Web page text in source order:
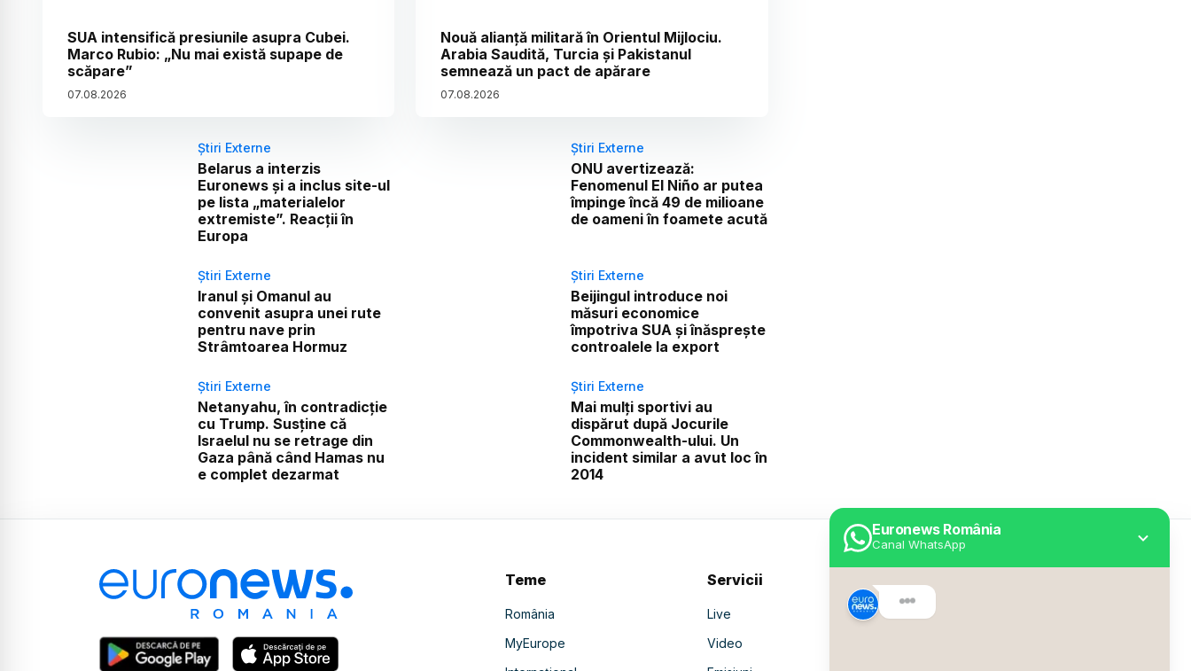
Euronews România
Canal WhatsApp
SUA intensifică presiunile asupra Cubei.
Marco Rubio: „Nu mai există supape de
scăpare”
07.08.2026
Nouă alianță militară în Orientul Mijlociu.
Arabia Saudită, Turcia și Pakistanul
semnează un pact de apărare
07.08.2026
Știri Externe
Belarus a interzis
Euronews și a inclus site-ul
pe lista „materialelor
extremiste”. Reacții în
Europa
Știri Externe
ONU avertizează:
Fenomenul El Niño ar putea
împinge încă 49 de milioane
de oameni în foamete acută
Știri Externe
Iranul și Omanul au
convenit asupra unei rute
pentru nave prin
Strâmtoarea Hormuz
Știri Externe
Beijingul introduce noi
măsuri economice
împotriva SUA și înăsprește
controalele la export
Știri Externe
Netanyahu, în contradicție
cu Trump. Susține că
Israelul nu se retrage din
Gaza până când Hamas nu
e complet dezarmat
Știri Externe
Mai mulți sportivi au
dispărut după Jocurile
Commonwealth-ului. Un
incident similar a avut loc în
2014
Teme
România
MyEurope
Servicii
Live
Video
Despre Euronews